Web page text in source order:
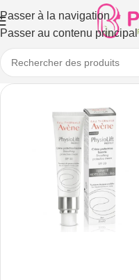
Passer à la navigation
Passer au contenu principal